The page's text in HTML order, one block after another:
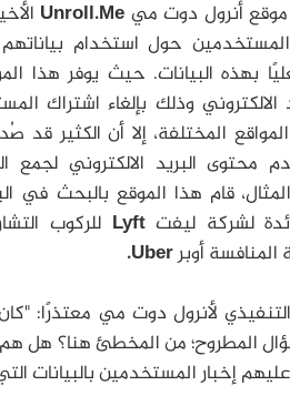
أنرول دوت مي
حول استخدام
بهذه البيانات. حيث يوفر هذا
وذلك بإلغاء اشتراك
المختلفة، إلا أن الكثير قد
محتوى البريد الالكتروني لجمع
قام هذا الموقع بالبحث في
لشركة ليفتLyft للركوب
المنافسة أوبرUber.
لأنرول دوت مي معتذرًا:
المطروح؛ من المخطئ هنا؟ هل
إخبار المستخدمين بالبيانات